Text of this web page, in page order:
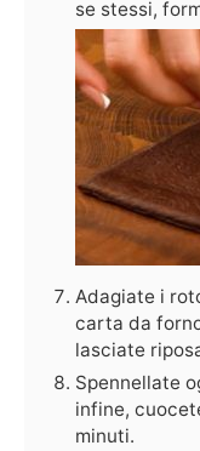
se stessi,
Adagiate i
carta da
lasciate
Spennellate
infine,
minuti.